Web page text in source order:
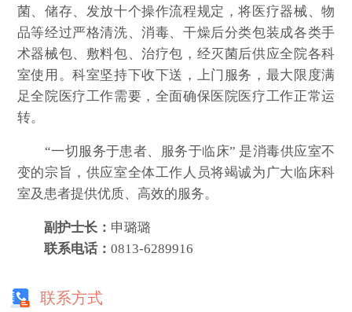
菌、储存、发放十个操作流程规定，将医疗器械、物
品等经过严格清洗、消毒、干燥后分类包装成各类手
术器械包、敷料包、治疗包，经灭菌后供应全院各科
室使用。科室坚持下收下送，上门服务，最大限度满
足全院医疗工作需要，全面确保医院医疗工作正常运
转。
“一切服务于患者、服务于临床” 是消毒供应室不
变的宗旨，供应室全体工作人员将竭诚为广大临床科
室及患者提供优质、高效的服务。
副护士长： 申璐璐
联系电话： 0813-6289916
联系方式